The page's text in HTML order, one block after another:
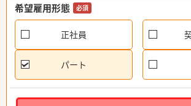
希望雇用形態 必須
正社員
パート